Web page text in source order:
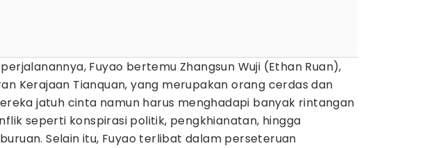
Fuyao bertemu Zhangsun Wuji (Ethan Ruan),
Kerajaan Tianquan, yang merupakan orang cerdas dan
jatuh cinta namun harus menghadapi banyak rintangan
seperti konspirasi politik, pengkhianatan, hingga
Selain itu, Fuyao terlibat dalam perseteruan